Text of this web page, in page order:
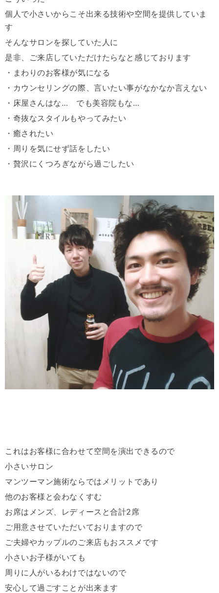
個人で小さいからこそ出来る技術や空間を提供していま
す
そんなサロンを探していた人に
是非、ご来店していただけたらなと感じております
・まわりのお客様が気になる
・カウンセリングの際、言いたい事がなかなか言えない
・床屋さんはな… でも美容院もな…
・奇抜なスタイルもやってみたい
・癒されたい
・周りを気にせず話をしたい
・贅沢にくつろぎながら過ごしたい
これはお客様に合わせて空間を演出できるので
小さいサロン
マンツーマン施術ならではメリットであり
他のお客様と会わなくすむ
お席はメンズ、レディースと合計2席
ご用意させていただいておりますので
ご夫婦やカップルのご来店もおススメです
小さいお子様がいても
周りに人がいるわけではないので
安心して過ごすことが出来ます